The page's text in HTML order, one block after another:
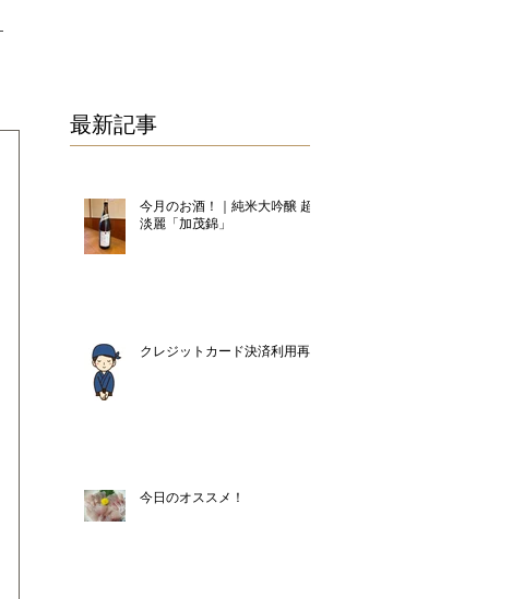
最新記事
今月のお酒！｜純米大吟醸 超
淡麗「加茂錦」
クレジットカード決済利用再開
今日のオススメ！